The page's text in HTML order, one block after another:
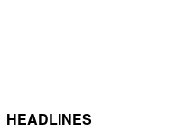
HEADLINES